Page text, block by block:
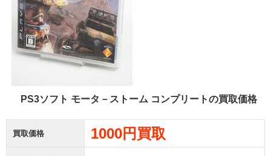
PS3ソフト モータ－ストーム コンプリートの買取価格
買取価格 1000円買取